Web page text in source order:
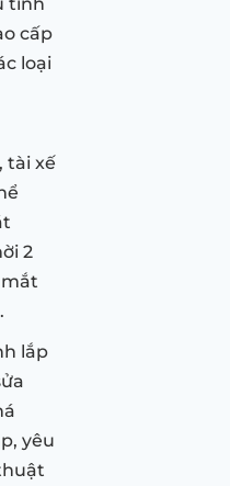
cấp
loại
tài xế
2
lắp
yêu